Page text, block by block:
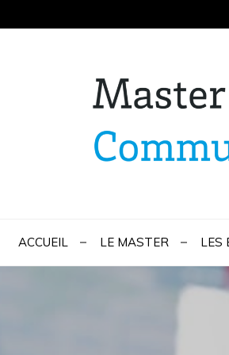
Master
ACCUEIL LE MASTER LES